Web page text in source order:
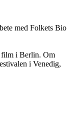
med Folkets Bio
film i Berlin. Om
i Venedig,